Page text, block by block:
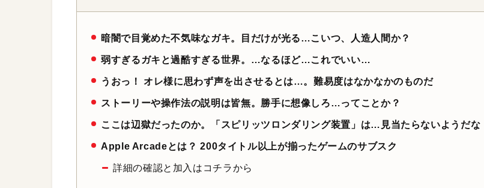
暗闇で目覚めた不気味なガキ。目だけが光る…こいつ、人造人間か？
弱すぎるガキと過酷すぎる世界。…なるほど…これでいい…
うおっ！ オレ様に思わず声を出させるとは…。難易度はなかなかのものだ
ストーリーや操作法の説明は皆無。勝手に想像しろ…ってことか？
ここは辺獄だったのか。「スピリッツロンダリング装置」は…見当たらないようだな
Apple Arcadeとは？ 200タイトル以上が揃ったゲームのサブスク
詳細の確認と加入はコチラから